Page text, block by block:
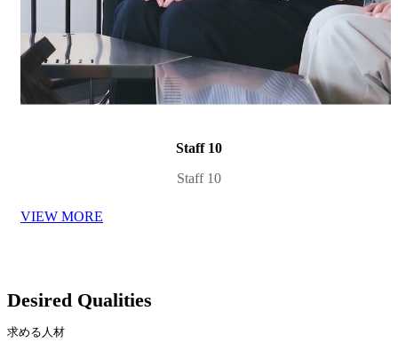
Staff 10
Staff 10
VIEW MORE
Desired Qualities
求める人材